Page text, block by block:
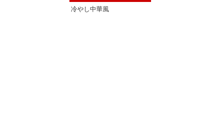
冷やし中華風